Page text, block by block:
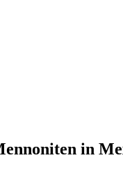
in